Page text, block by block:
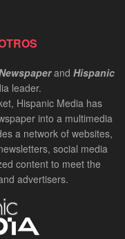
and Hispanic
leader.
Hispanic Media has
into a multimedia
a network of websites,
social media
content to meet the
advertisers.